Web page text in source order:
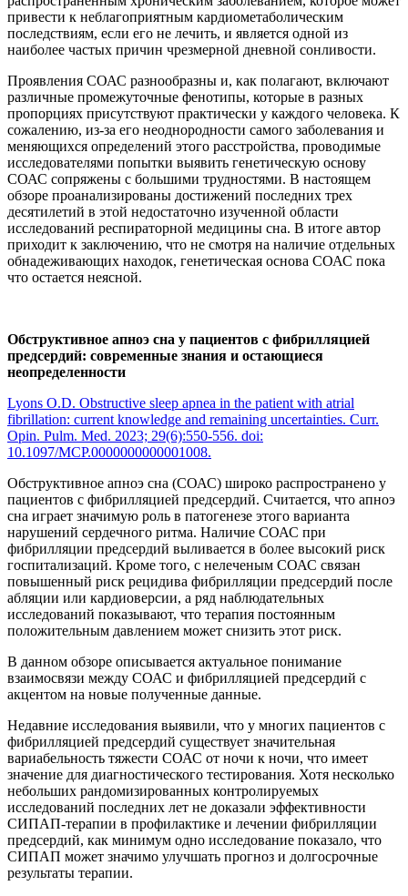
привести к неблагоприятным кардиометаболическим
последствиям, если его не лечить, и является одной из
наиболее частых причин чрезмерной дневной сонливости.
Проявления СОАС разнообразны и, как полагают, включают
различные промежуточные фенотипы, которые в разных
пропорциях присутствуют практически у каждого человека. К
сожалению, из-за его неоднородности самого заболевания и
меняющихся определений этого расстройства, проводимые
исследователями попытки выявить генетическую основу
СОАС сопряжены с большими трудностями. В настоящем
обзоре проанализированы достижений последних трех
десятилетий в этой недостаточно изученной области
исследований респираторной медицины сна. В итоге автор
приходит к заключению, что не смотря на наличие отдельных
обнадеживающих находок, генетическая основа СОАС пока
что остается неясной.
Обструктивное апноэ сна у пациентов с фибрилляцией
предсердий: современные знания и остающиеся
неопределенности
Lyons O.D. Obstructive sleep apnea in the patient with atrial
fibrillation: current knowledge and remaining uncertainties. Curr.
Opin. Pulm. Med. 2023; 29(6):550-556. doi:
10.1097/MCP.0000000000001008.
Обструктивное апноэ сна (СОАС) широко распространено у
пациентов с фибрилляцией предсердий. Считается, что апноэ
сна играет значимую роль в патогенезе этого варианта
нарушений сердечного ритма. Наличие СОАС при
фибрилляции предсердий выливается в более высокий риск
госпитализаций. Кроме того, с нелеченым СОАС связан
повышенный риск рецидива фибрилляции предсердий после
абляции или кардиоверсии, а ряд наблюдательных
исследований показывают, что терапия постоянным
положительным давлением может снизить этот риск.
В данном обзоре описывается актуальное понимание
взаимосвязи между СОАС и фибрилляцией предсердий с
акцентом на новые полученные данные.
Недавние исследования выявили, что у многих пациентов с
фибрилляцией предсердий существует значительная
вариабельность тяжести СОАС от ночи к ночи, что имеет
значение для диагностического тестирования. Хотя несколько
небольших рандомизированных контролируемых
исследований последних лет не доказали эффективности
СИПАП-терапии в профилактике и лечении фибрилляции
предсердий, как минимум одно исследование показало, что
СИПАП может значимо улучшать прогноз и долгосрочные
результаты терапии.